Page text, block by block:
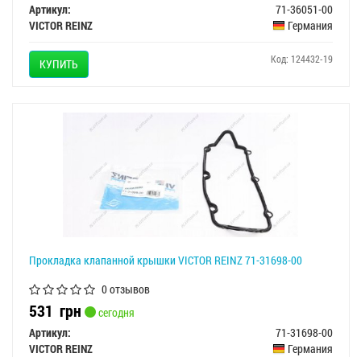
Артикул:
71-36051-00
VICTOR REINZ
Германия
КУПИТЬ Код: 124432-19
Прокладка клапанной крышки VICTOR REINZ 71-31698-00
0 отзывов
531 грн
сегодня
Артикул:
71-31698-00
VICTOR REINZ
Германия